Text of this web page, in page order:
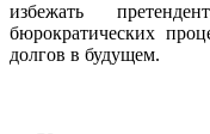
избежать
бюрократических
долгов в будущем.